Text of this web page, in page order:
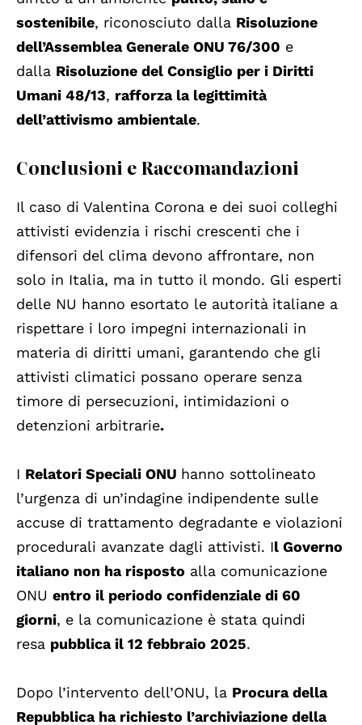
sostenibile, riconosciuto dalla Risoluzione
dell’Assemblea Generale ONU 76/300 e
dalla Risoluzione del Consiglio per i Diritti
Umani 48/13, rafforza la legittimità
dell’attivismo ambientale.
Conclusioni e Raccomandazioni
Il caso di Valentina Corona e dei suoi colleghi
attivisti evidenzia i rischi crescenti che i
difensori del clima devono affrontare, non
solo in Italia, ma in tutto il mondo. Gli esperti
delle NU hanno esortato le autorità italiane a
rispettare i loro impegni internazionali in
materia di diritti umani, garantendo che gli
attivisti climatici possano operare senza
timore di persecuzioni, intimidazioni o
detenzioni arbitrarie.
I Relatori Speciali ONU hanno sottolineato
l’urgenza di un’indagine indipendente sulle
accuse di trattamento degradante e violazioni
procedurali avanzate dagli attivisti. Il Governo
italiano non ha risposto alla comunicazione
ONU entro il periodo confidenziale di 60
giorni, e la comunicazione è stata quindi
resa pubblica il 12 febbraio 2025.
Dopo l’intervento dell’ONU, la Procura della
Repubblica ha richiesto l’archiviazione della